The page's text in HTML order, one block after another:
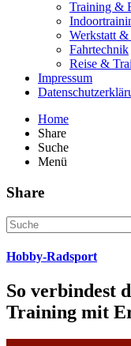
Training &
Werkstatt
Fahrtechnik
Reise &
Impressum
Home
Share
Suche
Menü
Share
Hobby-Radsport
So verbindest
Training mit